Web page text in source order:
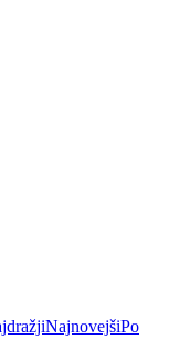
NajnovejšiPo